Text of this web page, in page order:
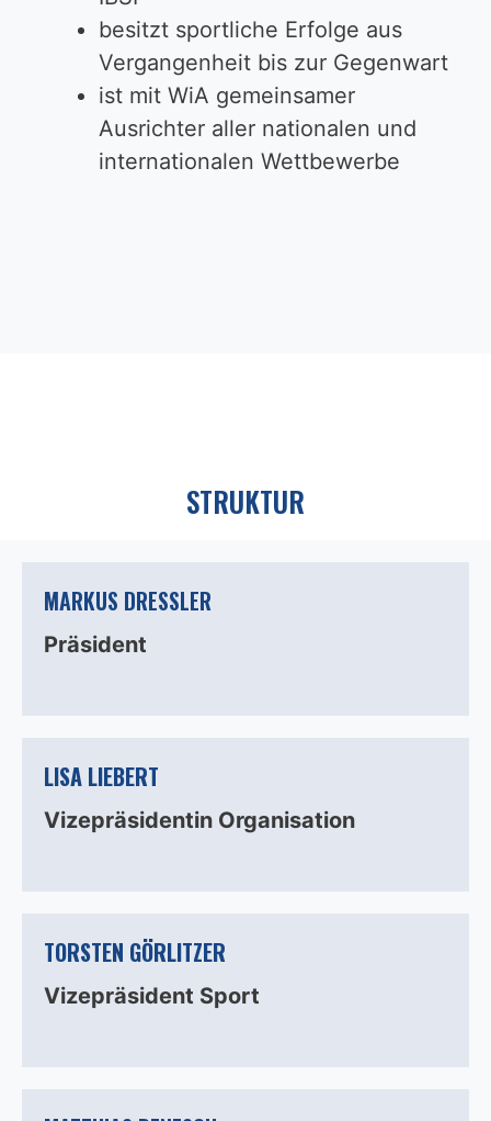
besitzt sportliche Erfolge aus
Vergangenheit bis zur Gegenwart
ist mit WiA gemeinsamer
Ausrichter aller nationalen und
internationalen Wettbewerbe
STRUKTUR
MARKUS DRESSLER
Präsident
LISA LIEBERT
Vizepräsidentin Organisation
TORSTEN GÖRLITZER
Vizepräsident Sport